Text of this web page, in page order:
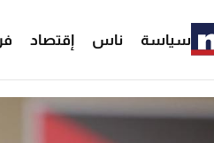
سياسة ناس إقتصاد